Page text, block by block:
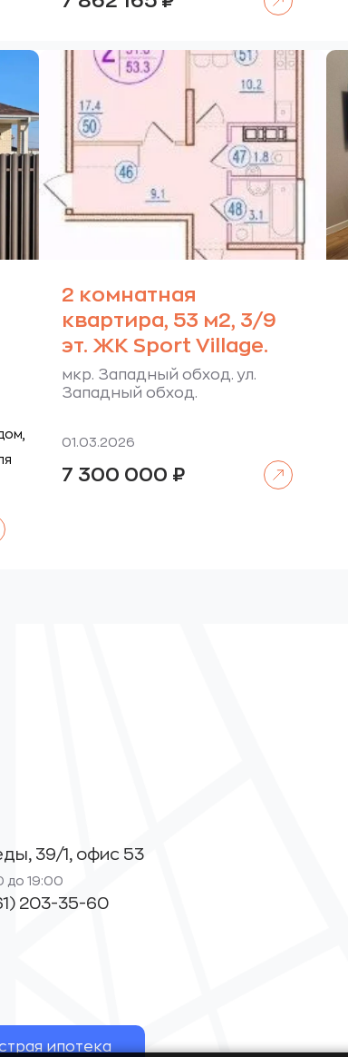
2 комнатная
квартира, 53 м2, 3/9
эт. ЖК Sport Village.
мкр. Западный обход. ул.
Западный обход.
01.03.2026
7 300 000 ₽
39/1, офис 53
до 19:00
203-35-60
ипотека